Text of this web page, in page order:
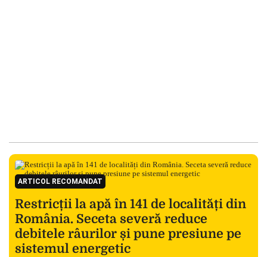
ARTICOL RECOMANDAT
Restricții la apă în 141 de localități din
România. Seceta severă reduce
debitele râurilor și pune presiune pe
sistemul energetic